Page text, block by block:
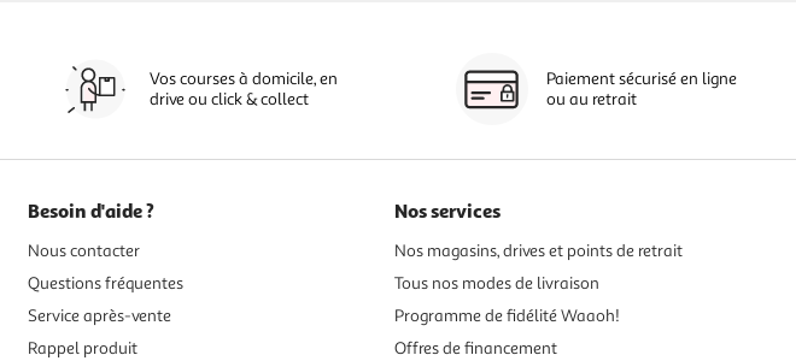
Vos courses à domicile, en
drive ou click & collect
Paiement sécurisé en ligne
ou au retrait
Besoin d'aide ?
Nous contacter
Questions fréquentes
Service après-vente
Rappel produit
Nos services
Nos magasins, drives et points de retrait
Tous nos modes de livraison
Programme de fidélité Waaoh!
Offres de financement